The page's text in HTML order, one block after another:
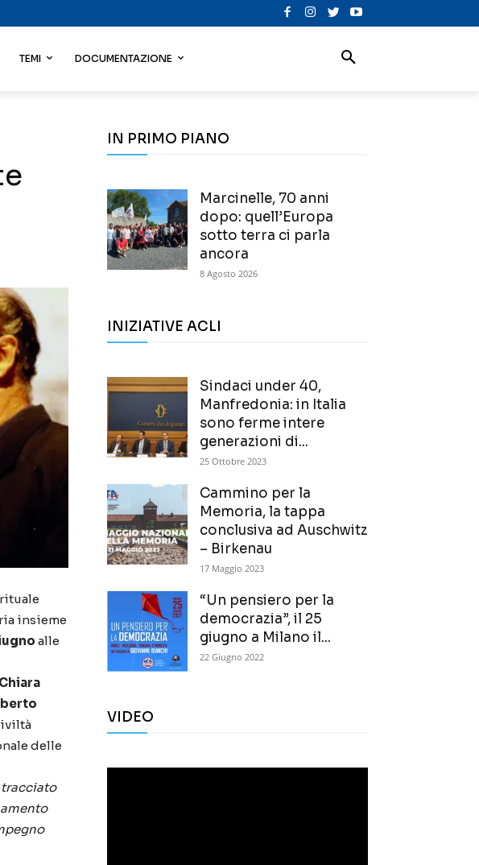
TEMI DOCUMENTAZIONE
insieme
alle
delle
tracciato
IN PRIMO PIANO
Marcinelle, 70 anni
dopo: quell’Europa
sotto terra ci parla
ancora
8 Agosto 2026
INIZIATIVE ACLI
Sindaci under 40,
Manfredonia: in Italia
sono ferme intere
generazioni di...
25 Ottobre 2023
Cammino per la
Memoria, la tappa
conclusiva ad Auschwitz
– Birkenau
17 Maggio 2023
“Un pensiero per la
democrazia”, il 25
giugno a Milano il...
22 Giugno 2022
VIDEO